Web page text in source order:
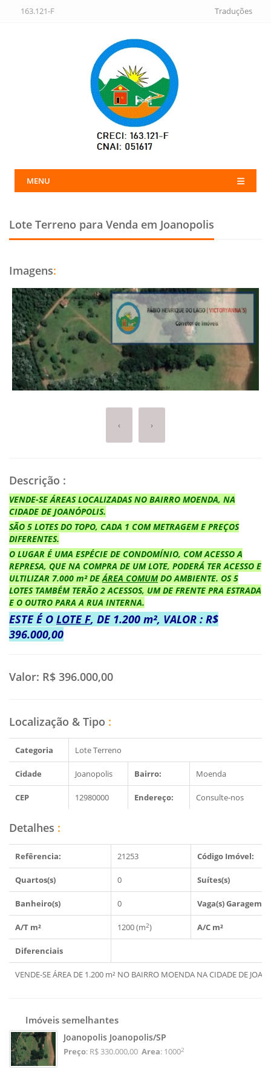
163.121-F Traduções
MENU
Lote Terreno para Venda em Joanopolis
Imagens:
‹ ›
Descrição :
VENDE-SE ÁREAS LOCALIZADAS NO BAIRRO MOENDA, NA
CIDADE DE JOANÓPOLIS.
SÃO 5 LOTES DO TOPO, CADA 1 COM METRAGEM E PREÇOS
DIFERENTES.
O LUGAR É UMA ESPÉCIE DE CONDOMÍNIO, COM ACESSO A
REPRESA, QUE NA COMPRA DE UM LOTE, PODERÁ TER ACESSO E
ULTILIZAR 7.000 m² DEÁREA COMUM DO AMBIENTE. OS 5
LOTES TAMBÉM TERÃO 2 ACESSOS, UM DE FRENTE PRA ESTRADA
E O OUTRO PARA A RUA INTERNA.
ESTE É O LOTE F, DE 1.200 m², VALOR : R$
396.000,00
Valor: R$ 396.000,00
Localização & Tipo :
Categoria Lote Terreno
Cidade Joanopolis Bairro: Moenda
CEP 12980000 Endereço: Consulte-nos
Detalhes :
Refêrencia: 21253 Código Imóvel:
Quartos(s) 0 Suítes(s)
Banheiro(s) 0 Vaga(s) Garagem
A/T m² 1200 (m2) A/C m²
Diferenciais
VENDE-SE ÁREA DE 1.200 m² NO BAIRRO MOENDA NA CIDADE DE
Imóveis semelhantes
Joanopolis Joanopolis/SP
Preço: R$ 330.000,00 Area: 10002